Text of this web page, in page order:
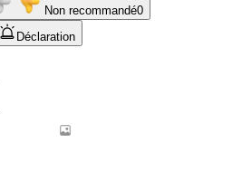
Non recommandé0
Déclaration